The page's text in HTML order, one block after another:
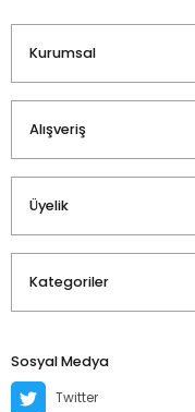
Kurumsal
Alışveriş
Üyelik
Kategoriler
Sosyal Medya
Twitter